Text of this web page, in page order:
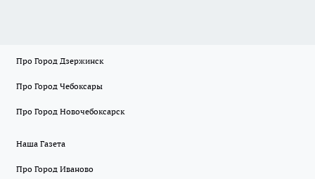
Про Город Дзержинск
Про Город Чебоксары
Про Город Новочебоксарск
Наша Газета
Про Город Иваново